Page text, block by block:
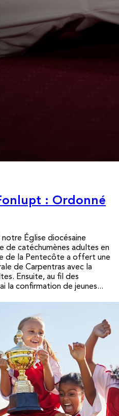
: Ordonné
Église diocésaine
de catéchumènes adultes en
de la Pentecôte a offert une
de Carpentras avec la
Ensuite, au fil des
la confirmation de jeunes...